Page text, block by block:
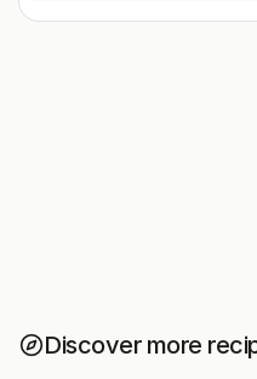
Discover more